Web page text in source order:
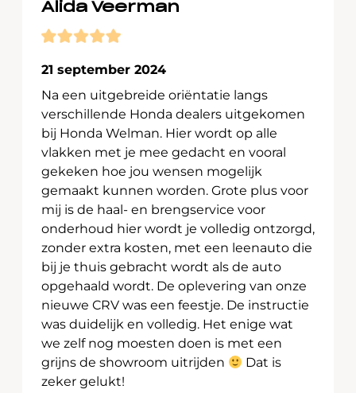
Alida Veerman
21 september 2024
Na een uitgebreide oriëntatie langs
verschillende Honda dealers uitgekomen
bij Honda Welman. Hier wordt op alle
vlakken met je mee gedacht en vooral
gekeken hoe jou wensen mogelijk
gemaakt kunnen worden. Grote plus voor
mij is de haal- en brengservice voor
onderhoud hier wordt je volledig ontzorgd,
zonder extra kosten, met een leenauto die
bij je thuis gebracht wordt als de auto
opgehaald wordt. De oplevering van onze
nieuwe CRV was een feestje. De instructie
was duidelijk en volledig. Het enige wat
we zelf nog moesten doen is met een
grijns de showroom uitrijden
Dat is
zeker gelukt!